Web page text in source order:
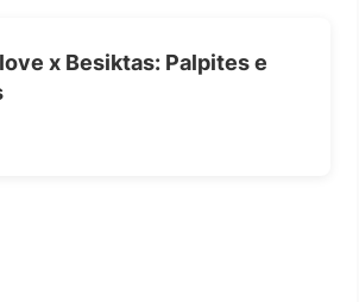
x Besiktas: Palpites e